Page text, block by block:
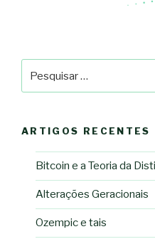
ARTIGOS RECENTES
Bitcoin e a Teoria da
Alterações Geracionais
Ozempic e tais